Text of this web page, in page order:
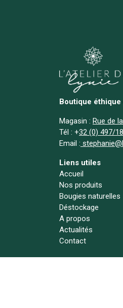
Boutique
Magasin : Rue de
Tél : +32 (0) 497/
Email :
Liens utiles
Accueil
Nos produits
Bougies naturelles
Déstockage
A propos
Actualités
Contact
Suivez-nous !